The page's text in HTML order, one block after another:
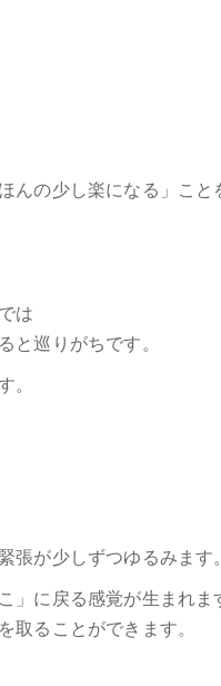
んの少し楽になる」こと
は
と巡りがちです。
。
張が少しずつゆるみます。
に戻る感覚が生まれま
取ることができます。